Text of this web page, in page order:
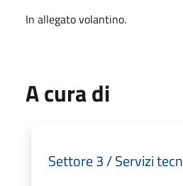
In allegato volantino.
A cura di
Settore 3 / Servizi